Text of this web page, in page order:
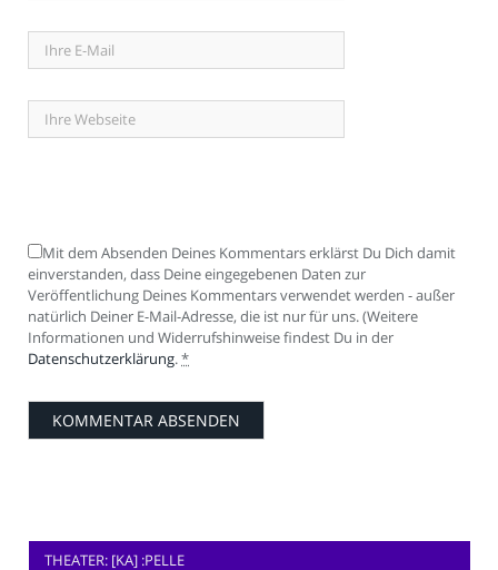
Mit dem Absenden Deines Kommentars erklärst Du Dich damit
einverstanden, dass Deine eingegebenen Daten zur
Veröffentlichung Deines Kommentars verwendet werden - außer
natürlich Deiner E-Mail-Adresse, die ist nur für uns. (Weitere
Informationen und Widerrufshinweise findest Du in der
Datenschutzerklärung.*
THEATER: [KA] :PELLE